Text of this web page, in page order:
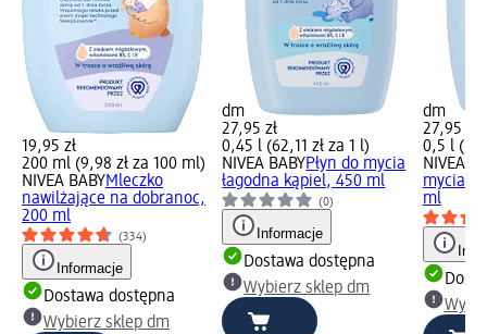
19,95 zł
200 ml (9,98 zł za 100 ml)
NIVEA BABYMleczko
nawilżające na dobranoc,
200 ml
(334)
Informacje
Dostawa dostępna
Wybierz sklep dm
dm
27,95 zł
0,45 l (62,11 zł za 1 l)
NIVEA BABYPłyn do mycia
łagodna kąpiel, 450 ml
(0)
Informacje
Dostawa dostępna
Wybierz sklep dm
dm
27,95 zł
0,5 l
NIVEA
mycia
ml